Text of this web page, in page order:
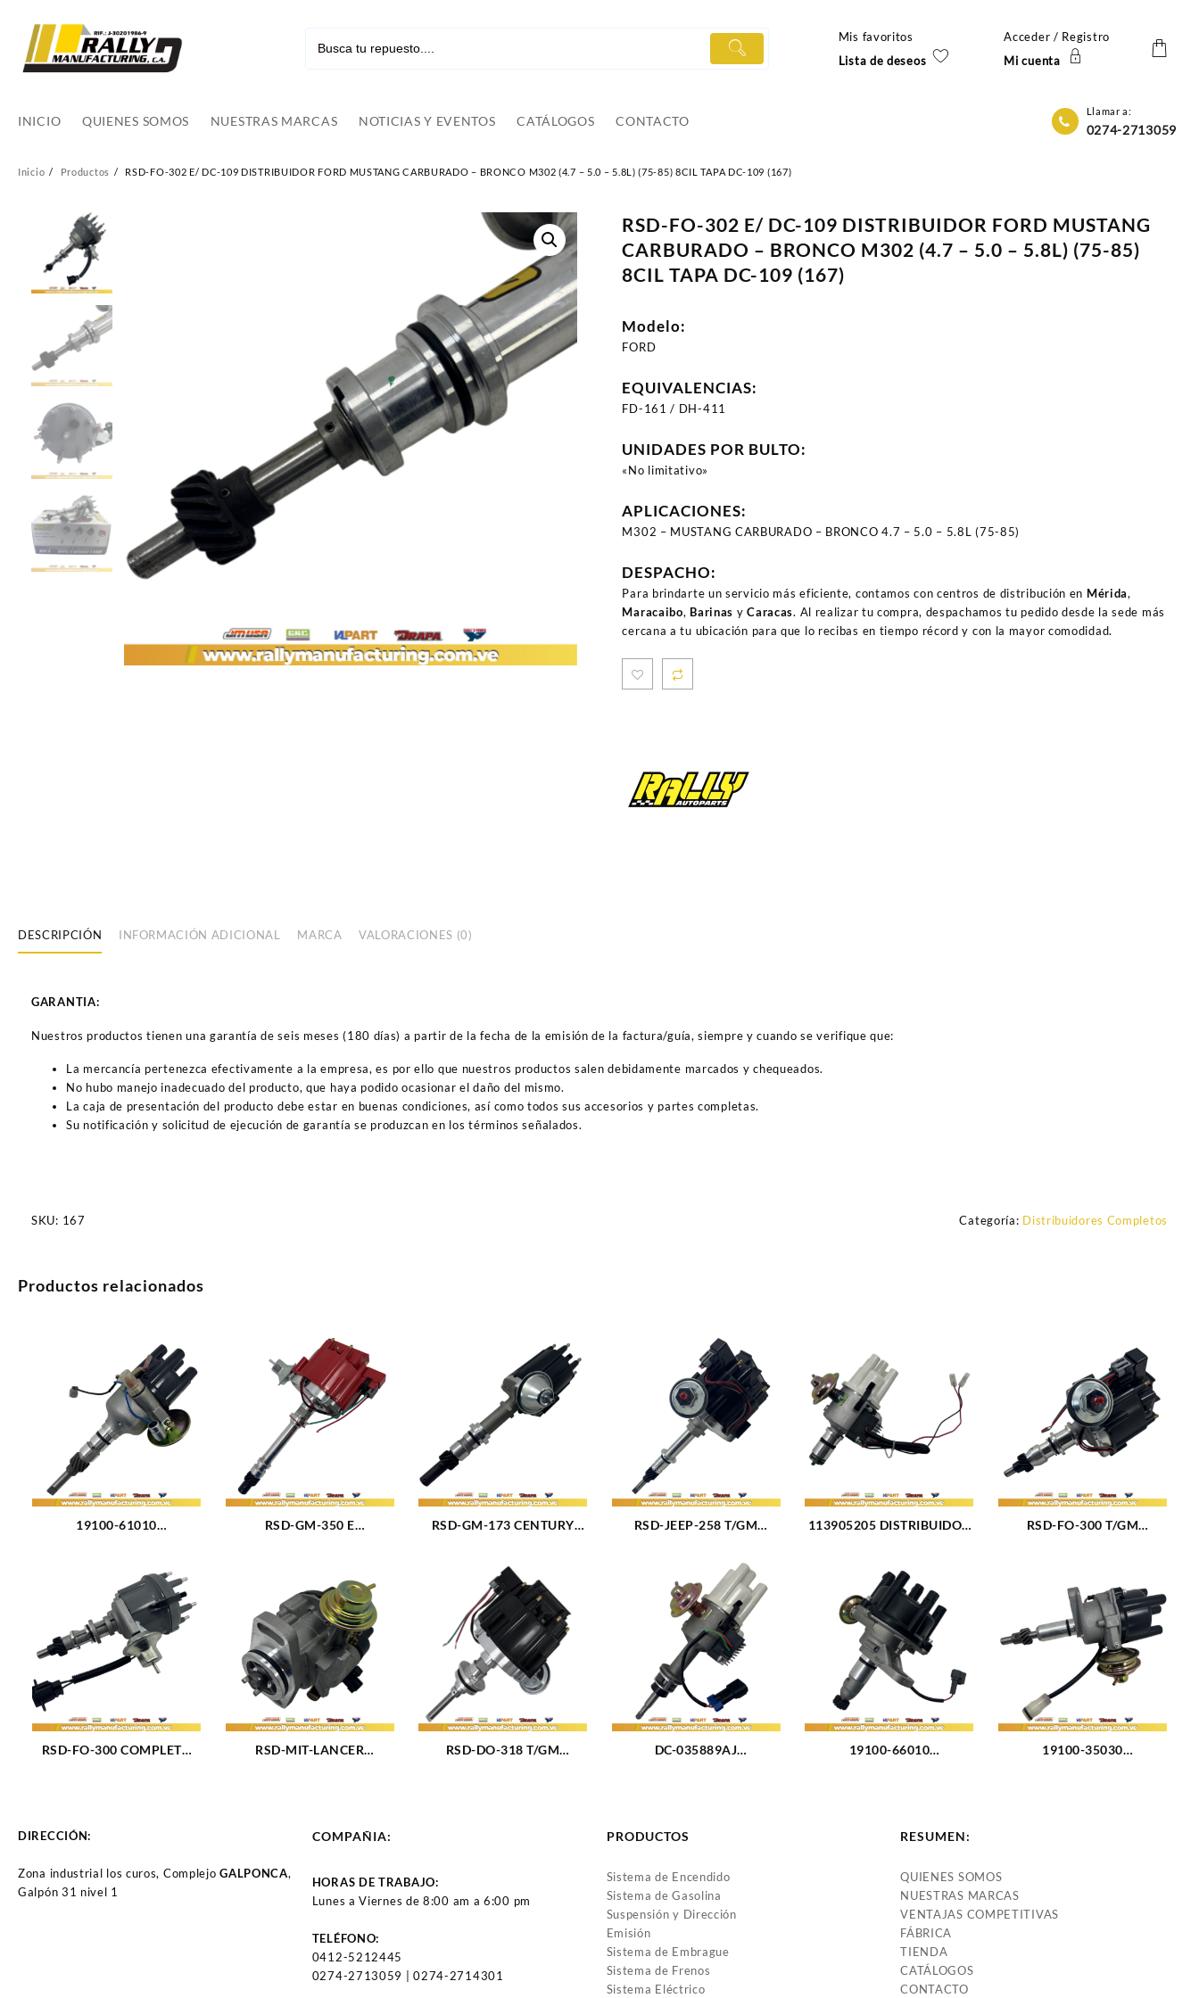
contenido
Mis favoritos
Lista de deseos
Acceder / Registro
Mi cuenta
INICIO QUIENES SOMOS NUESTRAS MARCAS NOTICIAS Y EVENTOS CATÁLOGOS CONTACTO
Llamar a:
0274-2713059
Inicio Productos RSD-FO-302 E/ DC-109 DISTRIBUIDOR FORD MUSTANG CARBURADO – BRONCO M302 (4.7 – 5.0 – 5.8L) (75-85) 8CIL TAPA DC-109 (167)
RSD-FO-302 E/ DC-109 DISTRIBUIDOR FORD MUSTANG
CARBURADO – BRONCO M302 (4.7 – 5.0 – 5.8L) (75-85)
8CIL TAPA DC-109 (167)
Modelo:
FORD
EQUIVALENCIAS:
FD-161 / DH-411
UNIDADES POR BULTO:
«No limitativo»
APLICACIONES:
M302 – MUSTANG CARBURADO – BRONCO 4.7 – 5.0 – 5.8L (75-85)
DESPACHO:
Para brindarte un servicio más eficiente, contamos con centros de distribución en Mérida,
Maracaibo, Barinas yCaracas. Al realizar tu compra, despachamos tu pedido desde la sede más
cercana a tu ubicación para que lo recibas en tiempo récord y con la mayor comodidad.
DESCRIPCIÓN INFORMACIÓN ADICIONAL MARCA VALORACIONES (0)
GARANTIA:
Nuestros productos tienen una garantía de seis meses (180 días) a partir de la fecha de la emisión de la factura/guía, siempre y cuando se verifique que:
La mercancía pertenezca efectivamente a la empresa, es por ello que nuestros productos salen debidamente marcados y chequeados.
No hubo manejo inadecuado del producto, que haya podido ocasionar el daño del mismo.
La caja de presentación del producto debe estar en buenas condiciones, así como todos sus accesorios y partes completas.
Su notificación y solicitud de ejecución de garantía se produzcan en los términos señalados.
SKU: 167 Categoría: Distribuidores Completos
Productos relacionados
19100-61010
SAMURAI M4.0 – 4.2L (75-
87) 6CIL PLATINO (3108)
RSD-GM-350 E
CAPRICE – C10 M305 (5.0L)
M350 (5.7L) M400 (6.6L)
(75-85) 8CIL ELECTRONICO
(173)
RSD-GM-173 CENTURY
S10 – BLAZER M173 (2.8L)
(82-85) 6CIL (170)
RSD-JEEP-258 T/GM
CJ7 – CJ8 – WAGONEER –
CHEROKEE M232 (3.8L)
M258 (4.2L) (72-90) 6CIL
TIPO GM (175)
113905205 DISTRIBUIDOR
M1.2 – 1.3 – 1.5 – 1.6L 4CIL
(3649)
RSD-FO-300 T/GM
6CIL TIPO GM (875)
RSD-FO-300 COMPLETO
RSD-MIT-LANCER
(1172)
RSD-DO-318 T/GM
DC-035889AJ
19100-66010
(1306)
19100-35030
DIRECCIÓN:
Zona industrial los curos, ComplejoGALPONCA,
Galpón 31 nivel 1
COMPAÑIA:
HORAS DE TRABAJO:
Lunes a Viernes de 8:00 am a 6:00 pm
TELÉFONO:
0412-5212445
0274-2713059 | 0274-2714301
PRODUCTOS
Sistema de Encendido
Sistema de Gasolina
Suspensión y Dirección
Emisión
Sistema de Embrague
Sistema de Frenos
Sistema Eléctrico
RESUMEN:
QUIENES SOMOS
NUESTRAS MARCAS
VENTAJAS COMPETITIVAS
FÁBRICA
TIENDA
CATÁLOGOS
CONTACTO